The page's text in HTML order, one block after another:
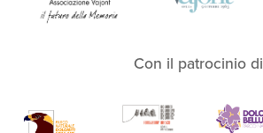
Con il patrocinio di